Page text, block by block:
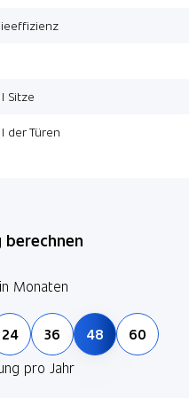
Sitze
der Türen
berechnen
Monaten
24 36 48
60
pro Jahr